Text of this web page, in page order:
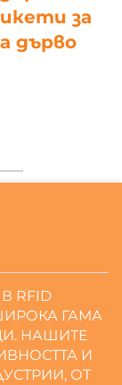
за
дърво
RFID
ГАМА
НАШИТЕ
И
ОТ